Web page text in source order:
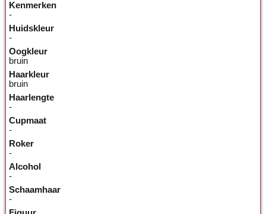
Kenmerken
-
Huidskleur
-
Oogkleur
bruin
Haarkleur
bruin
Haarlengte
-
Cupmaat
-
Roker
-
Alcohol
-
Schaamhaar
-